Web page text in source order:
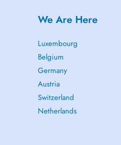
We Are Here
Luxembourg
Belgium
Germany
Austria
Switzerland
Netherlands